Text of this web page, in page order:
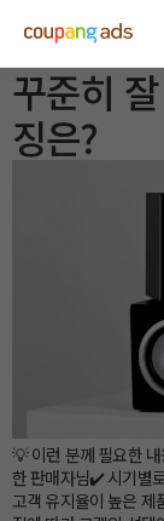
꾸준히
징은?
💡 이런 분께 필요한
한 판매자님✔️ 시기별
고객 유지율이 높은 제